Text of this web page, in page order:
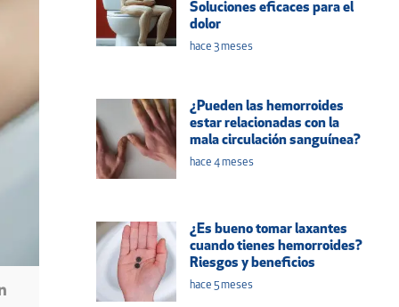
Soluciones eficaces para el
dolor
hace 3 meses
¿Pueden las hemorroides
estar relacionadas con la
mala circulación sanguínea?
hace 4 meses
¿Es bueno tomar laxantes
cuando tienes hemorroides?
Riesgos y beneficios
hace 5 meses